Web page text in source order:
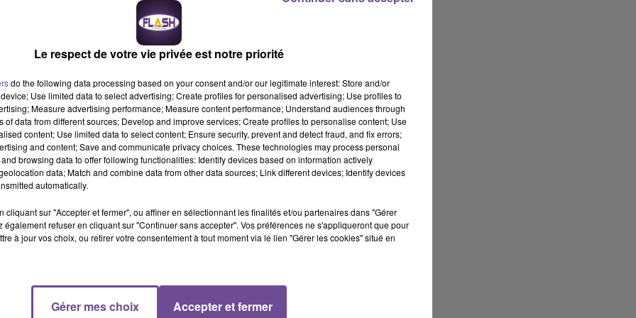
LE DÉBUT DE LA SAISON, APRÈS 3 RENCONTRES.
a peut-être fait défaut contre Montpellier. On a eu du mal à
C'est le mot clé : continuité. Et défensivement, on va
que ce qu'on a fait depuis le début de saison.
FACE À TREBNJE EN BARRAGE RETOUR À BEAUBLANC, TU AS DÉJÀ
TU TE SENS ?
de jeu, et je le ressens sur le terrain. Je pense que tout peut
je savais que cette saison allait être importante pour nous, et
bien et plutôt en réussite. Pourvu que ça dure !
Le respect de votre vie privée est notre priorité
do the following data processing based on your consent and/or our legitimate interest: Store and/or
Use limited data to select advertising; Create profiles for personalised advertising; Use profiles to
Measure advertising performance; Measure content performance; Understand audiences through
of data from different sources; Develop and improve services; Create profiles to personalise content; Use
content; Use limited data to select content; Ensure security, prevent and detect fraud, and fix errors;
and content; Save and communicate privacy choices. These technologies may process personal
browsing data to offer following functionalities: Identify devices based on information actively
data; Match and combine data from other data sources; Link different devices; Identify devices
automatically.
cliquant sur "Accepter et fermer", ou affiner en sélectionnant les finalités et/ou partenaires dans "Gérer
également refuser en cliquant sur "Continuer sans accepter". Vos préférences ne s'appliqueront que pour
à jour vos choix, ou retirer votre consentement à tout moment via le lien "Gérer les cookies" situé en
Gérer mes choix Accepter et fermer